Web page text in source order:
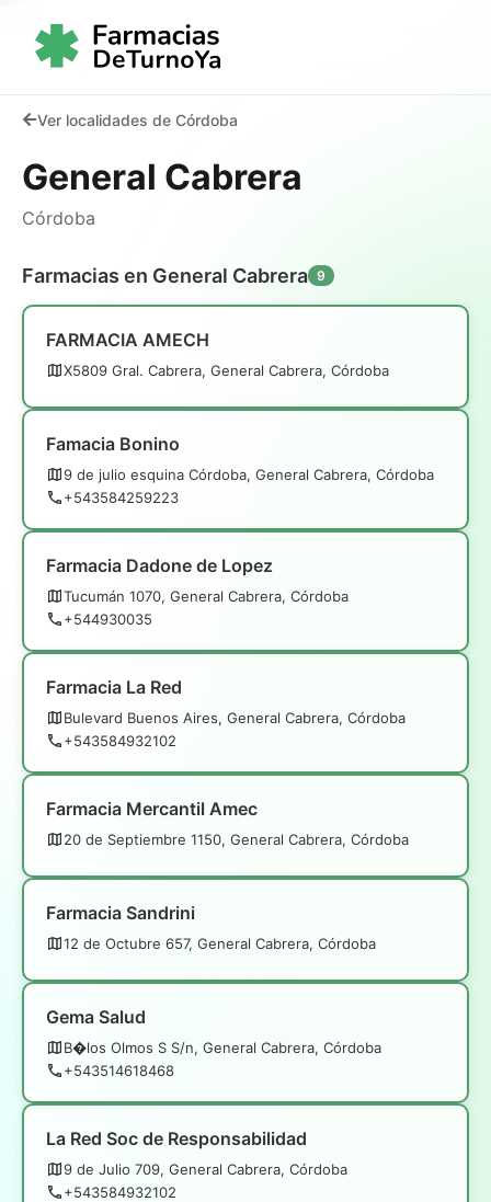
Ver localidades de Córdoba
General Cabrera
Córdoba
Farmacias en General Cabrera 9
FARMACIA AMECH
X5809 Gral. Cabrera, General Cabrera, Córdoba
Famacia Bonino
9 de julio esquina Córdoba, General Cabrera, Córdoba
+543584259223
Farmacia Dadone de Lopez
Tucumán 1070, General Cabrera, Córdoba
+544930035
Farmacia La Red
Bulevard Buenos Aires, General Cabrera, Córdoba
+543584932102
Farmacia Mercantil Amec
20 de Septiembre 1150, General Cabrera, Córdoba
Farmacia Sandrini
12 de Octubre 657, General Cabrera, Córdoba
Gema Salud
B�los Olmos S S/n, General Cabrera, Córdoba
+543514618468
La Red Soc de Responsabilidad
9 de Julio 709, General Cabrera, Córdoba
+543584932102